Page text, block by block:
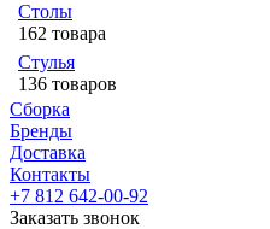
Столы
162 товара
Стулья
136 товаров
Сборка
Бренды
Доставка
Контакты
+7 812 642-00-92
Заказать звонок